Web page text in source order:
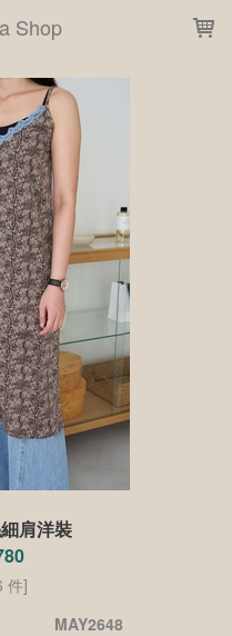
Shop
肩洋裝
件]
MAY2648